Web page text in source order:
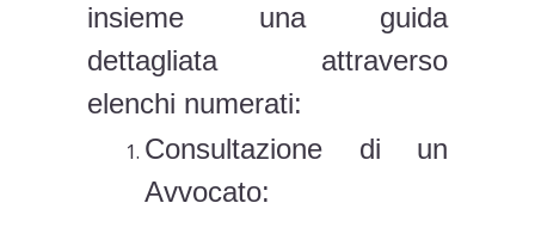
insieme una guida
dettagliata attraverso
elenchi numerati:
Consultazione di un
Avvocato: